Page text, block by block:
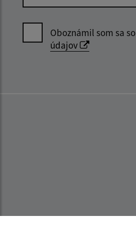
Oboznámil som sa so
údajov